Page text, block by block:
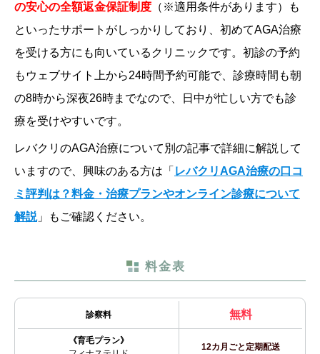
の安心の全額返金保証制度 （ ※適用条件があります）も
といったサポートがしっかりしており、初めてAGA治療
を受ける方にも向いているクリニックです。初診の予約
もウェブサイト上から24時間予約可能で、診療時間も朝
の8時から深夜26時までなので、日中が忙しい方でも診
療を受けやすいです。
レバクリのAGA治療について別の記事で詳細に解説して
いますので、興味のある方は「 レバクリAGA治療の口コ
ミ評判は？料金・治療プランやオンライン診療について
解説」もご確認ください。
料金表
診察料 無料
《育毛プラン》
12カ月ごと定期配送